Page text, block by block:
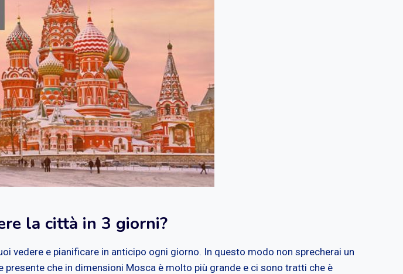
la città in 3 giorni?
vedere e pianificare in anticipo ogni giorno. In questo modo non sprecherai un
che in dimensioni Mosca è molto più grande e ci sono tratti che è